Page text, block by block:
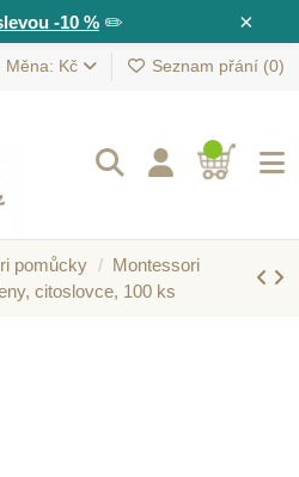
×
-10 %✏️
Měna: Kč Seznam přání (0)
pomůcky
Montessori
citoslovce, 100 ks